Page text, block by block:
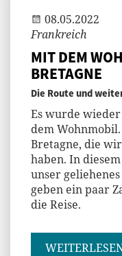
08.05.2022
Frankreich
MIT DEM
BRETAGNE
Die Route und
Es wurde
dem
Bretagne, die
haben. In
unser
geben ein paar
die Reise.